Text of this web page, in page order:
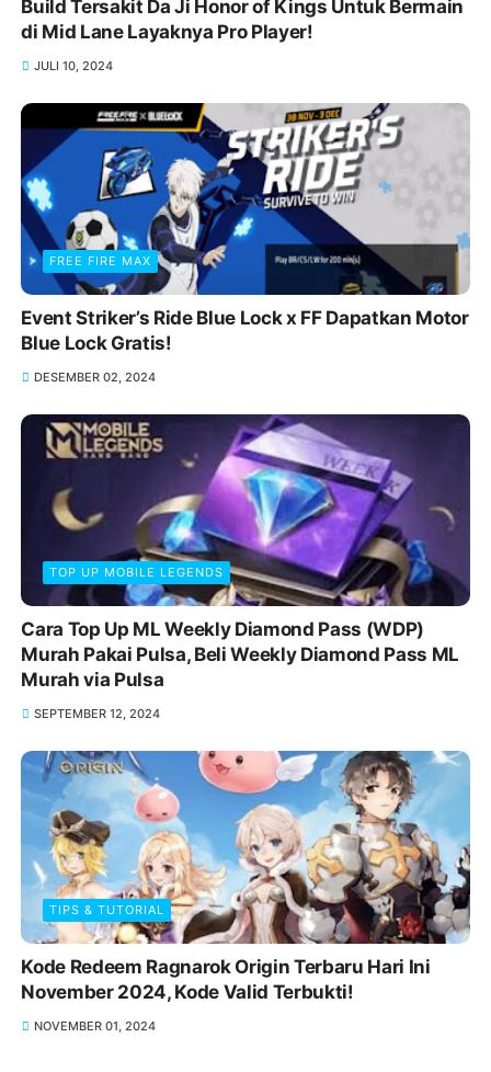
Build Tersakit Da Ji Honor of Kings Untuk Bermain
di Mid Lane Layaknya Pro Player!
JULI 10, 2024
FREE FIRE MAX
Event Striker’s Ride Blue Lock x FF Dapatkan Motor
Blue Lock Gratis!
DESEMBER 02, 2024
TOP UP MOBILE LEGENDS
Cara Top Up ML Weekly Diamond Pass (WDP)
Murah Pakai Pulsa, Beli Weekly Diamond Pass ML
Murah via Pulsa
SEPTEMBER 12, 2024
TIPS & TUTORIAL
Kode Redeem Ragnarok Origin Terbaru Hari Ini
November 2024, Kode Valid Terbukti!
NOVEMBER 01, 2024